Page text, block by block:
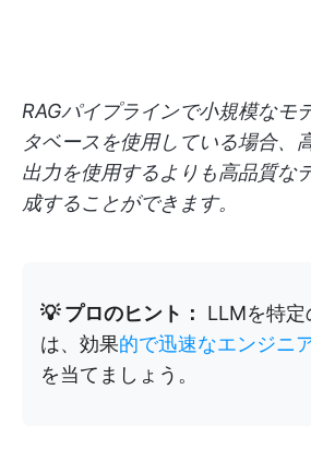
RAGパイプラインで小規模なモ
タベースを使用している場合、
出力を使用するよりも高品質な
成することができます。
💡 プロのヒント：
LLMを特
は、効果的で迅速なエンジニ
を当てましょう。